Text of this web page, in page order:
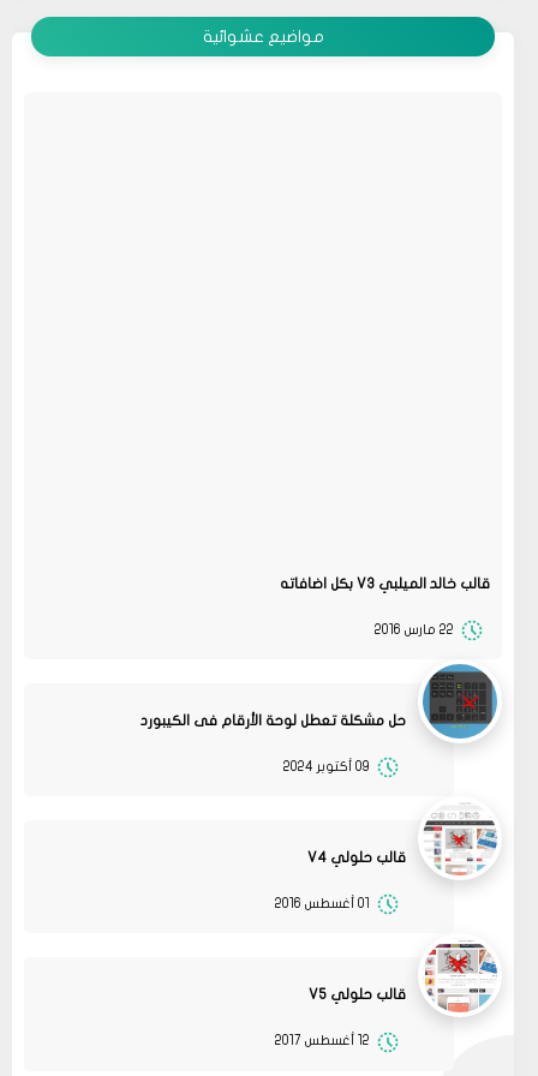
مواضيع عشوائية
قالب خالد الميلبي V3 بكل اضافاته
22 مارس 2016
حل مشكلة تعطل لوحة الأرقام فى الكيبورد
09 أكتوبر 2024
قالب حلولي V4
01 أغسطس 2016
قالب حلولي V5
12 أغسطس 2017
02 2022
مشاركة
أو عمل إعادة ضبط المصنع
08
قم بتجربة تحديث الطابعه ممكن تحل المشكله